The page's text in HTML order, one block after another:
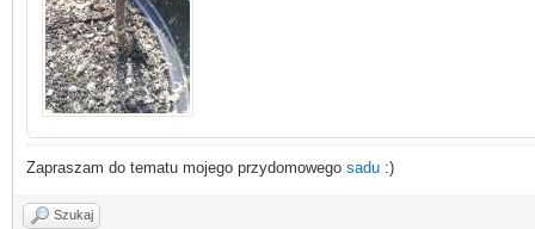
Zapraszam do tematu mojego przydomowego sadu :)
Szukaj